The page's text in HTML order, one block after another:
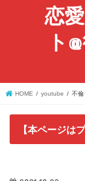
恋
ト
HOME youtube 不倫
【本ページは